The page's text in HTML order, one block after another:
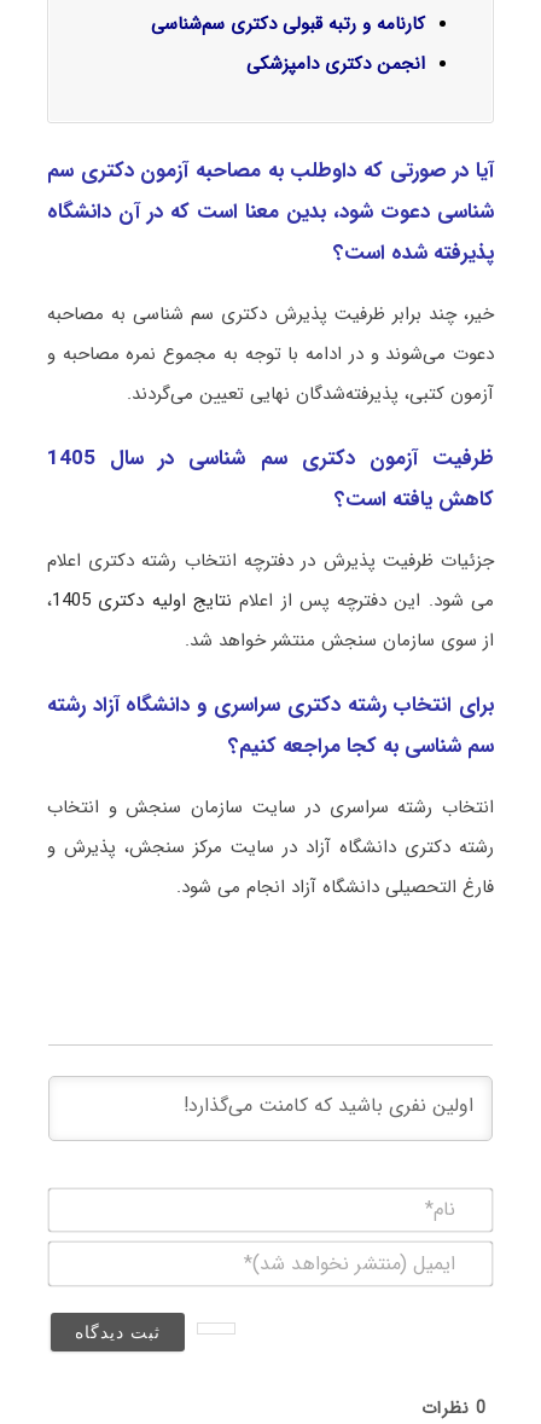
کارنامه و رتبه قبولی دکتری سم‌شناسی
انجمن دکتری دامپزشکی
آیا در صورتی که داوطلب به مصاحبه آزمون دکتری سم
شناسی دعوت شود، بدین معنا است که در آن دانشگاه
پذیرفته شده است؟
خیر، چند برابر ظرفیت پذیرش دکتری سم شناسی به مصاحبه
دعوت می‌شوند و در ادامه با توجه به مجموع نمره مصاحبه و
آزمون کتبی، پذیرفته‌شدگان نهایی تعیین می‌گردند.
ظرفیت آزمون دکتری سم شناسی در سال 1405
کاهش یافته است؟
جزئیات ظرفیت پذیرش در دفترچه انتخاب رشته دکتری اعلام
می شود. این دفترچه پس از اعلام نتایج اولیه دکتری 1405
،
از سوی سازمان سنجش منتشر خواهد شد.
برای انتخاب رشته دکتری سراسری و دانشگاه آزاد رشته
سم شناسی به کجا مراجعه کنیم؟
انتخاب رشته سراسری در سایت سازمان سنجش و انتخاب
رشته دکتری دانشگاه آزاد در سایت مرکز سنجش، پذیرش و
فارغ التحصیلی دانشگاه آزاد انجام می شود.
(منتشر
0نظرات